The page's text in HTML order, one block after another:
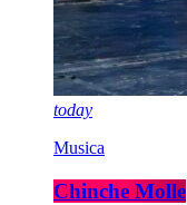
today
Musica
Chinche Molle